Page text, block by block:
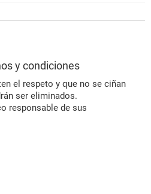
y condiciones
el respeto y que no se ciñan
ser eliminados.
responsable de sus